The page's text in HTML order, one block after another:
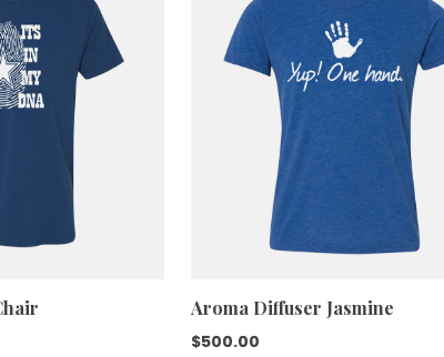
Aroma Diffuser Jasmine
$500.00